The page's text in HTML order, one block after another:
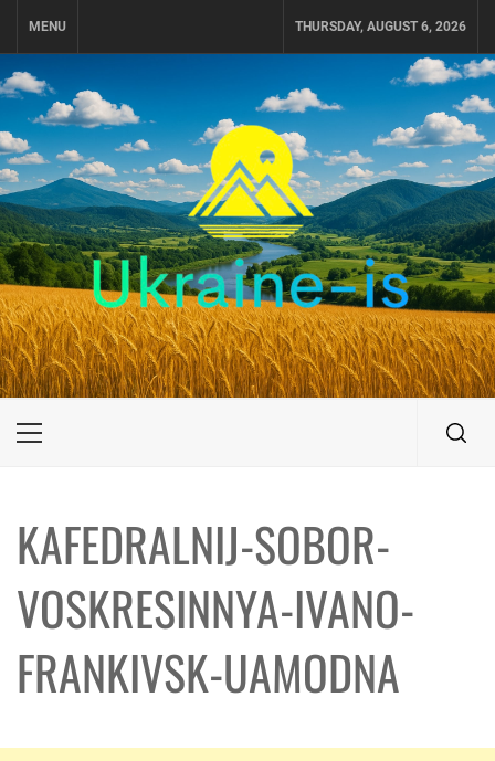
MENU THURSDAY, AUGUST 6, 2026
UKRAINE-IS
ПУТЕШЕСТВИЕ ПО УКРАИНЕ
Primary
KAFEDRALNIJ-SOBOR-
VOSKRESINNYA-IVANO-
FRANKIVSK-UAMODNA